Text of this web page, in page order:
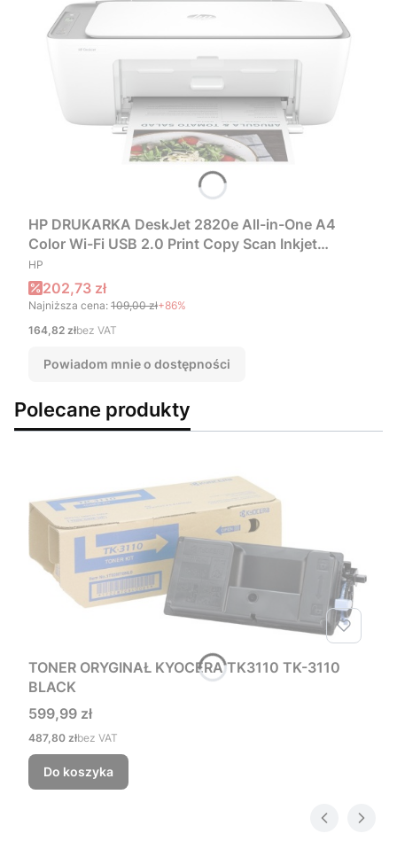
HP DRUKARKA DeskJet 2820e All-in-One A4
Color Wi-Fi USB 2.0 Print Copy Scan Inkjet
5.5/7.5ppm Instant Ink Ready
PRODUCENT
HP
Cena promocyjna
202,73 zł
Najniższa cena: 109,00 zł+86%
Cena
164,82 złbez VAT
Powiadom mnie o dostępności
Polecane produkty
TONER ORYGINAŁ KYOCERA TK3110 TK-3110
BLACK
Cena
599,99 zł
Cena
487,80 złbez VAT
Do koszyka